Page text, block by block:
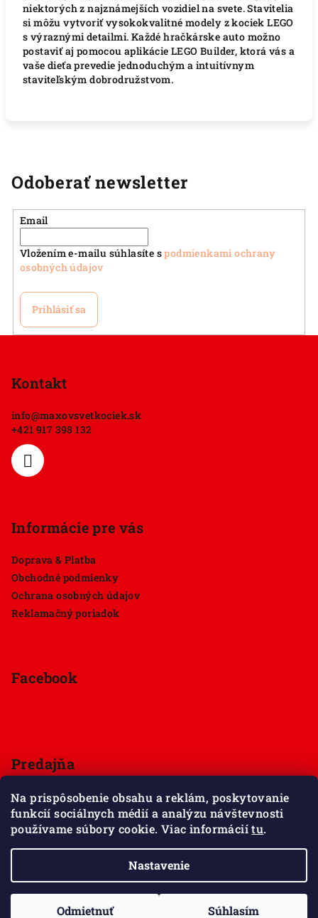
Na prispôsobenie obsahu a reklám, poskytovanie
funkcií sociálnych médií a analýzu návštevnosti
používame súbory cookie. Viac informáciítu.
Nastavenie
Odmietnuť Súhlasím
niektorých z najznámejších vozidiel na svete.Stavitelia
si môžu vytvoriť vysokokvalitné modely z kociek LEGO
s výraznými detailmi. Každé hračkárske auto možno
postaviť aj pomocou aplikácie LEGO Builder, ktorá vás a
vaše dieťa prevedie jednoduchým a intuitívnym
staviteľským dobrodružstvom.
Odoberať newsletter
Email
Vložením e-mailu súhlasíte spodmienkami ochrany
osobných údajov
Prihlásiť sa
Kontakt
info@maxovsvetkociek.sk
+421 917 398 132
Informácie pre vás
Doprava & Platba
Obchodné podmienky
Ochrana osobných údajov
Reklamačný poriadok
Facebook
Predajňa
Štúrova 33, 949 01 Nitra
Pondelok - Sobota 9:00 - 18:00
Nedeľa - zatvorené
Zobraziť mapu
Upraviť nastavenie cookies